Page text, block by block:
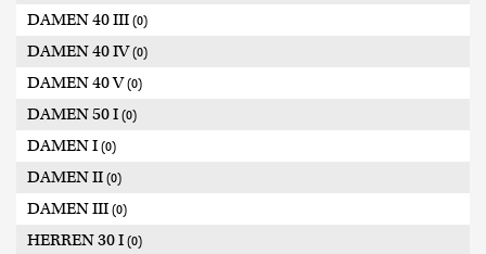
DAMEN 40 III (0)
DAMEN 40 IV(0)
DAMEN 40 V(0)
DAMEN 50 I (0)
DAMEN I (0)
DAMEN II (0)
DAMEN III (0)
HERREN 30 I (0)